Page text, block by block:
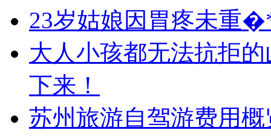
23岁姑娘因胃疼未重
大人小孩都无法抗拒
下来！
苏州旅游自驾游费用概